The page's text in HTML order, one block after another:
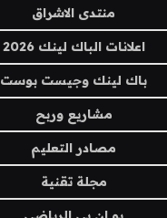
منتدى الاشراق
اعلانات الباك لينك 2026
باك لينك وجيست بوست
مشاريع وربح
مصادر التعليم
مجلة تقنية